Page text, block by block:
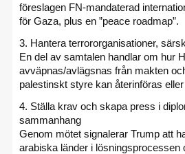
föreslagen FN-mandaterad
för Gaza, plus en ”peace roadmap”.
3. Hantera terrororganisationer,
En del av samtalen handlar om hur
avväpnas/avlägsnas från makten
palestinskt styre kan återinföras
4. Ställa krav och skapa press i
sammanhang
Genom mötet signalerar Trump att
arabiska länder i